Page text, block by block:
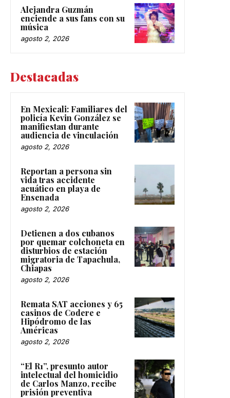
Alejandra Guzmán
enciende a sus fans con su
música
agosto 2, 2026
Destacadas
En Mexicali: Familiares del
policía Kevin González se
manifiestan durante
audiencia de vinculación
agosto 2, 2026
Reportan a persona sin
vida tras accidente
acuático en playa de
Ensenada
agosto 2, 2026
Detienen a dos cubanos
por quemar colchoneta en
disturbios de estación
migratoria de Tapachula,
Chiapas
agosto 2, 2026
Remata SAT acciones y 65
casinos de Codere e
Hipódromo de las
Américas
agosto 2, 2026
“El R1”, presunto autor
intelectual del homicidio
de Carlos Manzo, recibe
prisión preventiva